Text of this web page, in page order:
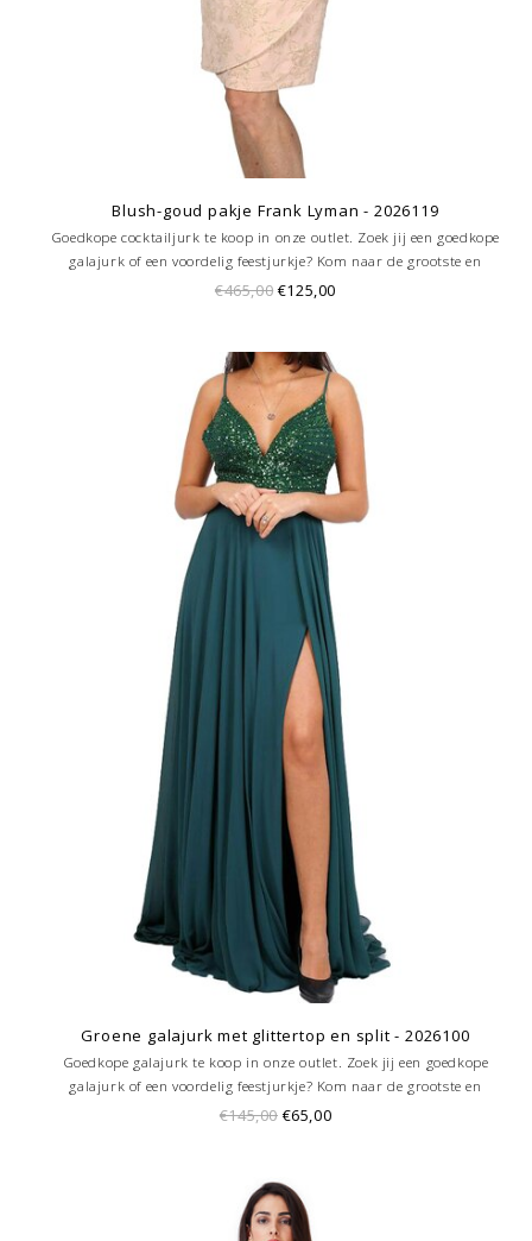
Blush-goud pakje Frank Lyman - 2026119
Goedkope cocktailjurk te koop in onze outlet. Zoek jij een goedkope
galajurk of een voordelig feestjurkje? Kom naar de grootste en
goedkoopste galajurken outlet in de regio Amersfoort. Altijd voordelig!
€465,00 €125,00
Groene galajurk met glittertop en split - 2026100
Goedkope galajurk te koop in onze outlet. Zoek jij een goedkope
galajurk of een voordelig feestjurkje? Kom naar de grootste en
goedkoopste galajurken outlet in de regio Amersfoort. Altijd voordelig!
€145,00 €65,00